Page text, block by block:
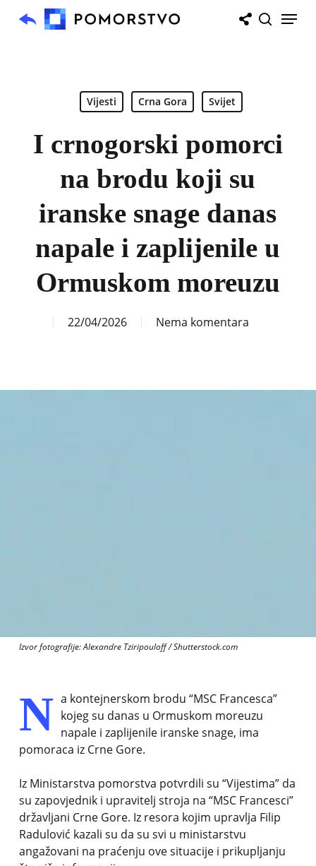
Menu
Vijesti Crna Gora Svijet
I crnogorski pomorci
na brodu koji su
iranske snage danas
napale i zaplijenile u
Ormuskom moreuzu
22/04/2026 Nema komentara
Izvor fotografije: Alexandre Tziripouloff / Shutterstock.com
N a kontejnerskom brodu “MSC Francesca”
kojeg su danas u Ormuskom moreuzu
napale i zaplijenile iranske snage, ima
pomoraca iz Crne Gore.
Iz Ministarstva pomorstva potvrdili su “Vijestima” da
su zapovjednik i upravitelj stroja na “MSC Francesci”
državljani Crne Gore. Iz resora kojim upravlja Filip
Radulović kazali su da su svi u ministarstvu
angažovani na praćenju ove situacije i prikupljanju